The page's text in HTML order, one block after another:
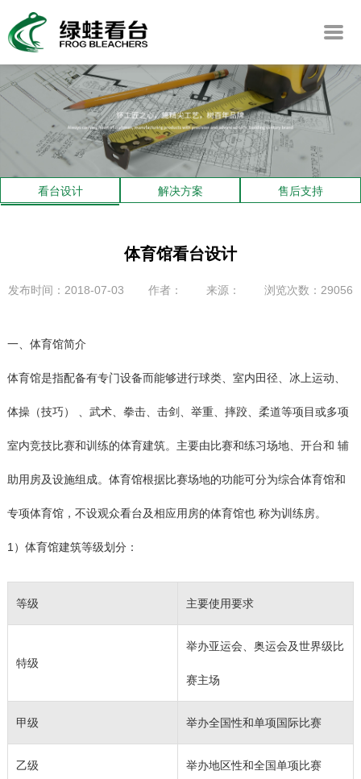
看台设计 解决方案 售后支持
体育馆看台设计
发布时间：2018-07-03 作者： 来源： 浏览次数：29056
一、体育馆简介
体育馆是指配备有专门设备而能够进行球类、室内田径、冰上运动、
体操（技巧） 、武术、拳击、击剑、举重、摔跤、柔道等项目或多项
室内竞技比赛和训练的体育建筑。主要由比赛和练习场地、开台和 辅
助用房及设施组成。体育馆根据比赛场地的功能可分为综合体育馆和
专项体育馆，不设观众看台及相应用房的体育馆也 称为训练房。
1）体育馆建筑等级划分：
等级 主要使用要求
特级
举办亚运会、奥运会及世界级比
赛主场
甲级 举办全国性和单项国际比赛
乙级 举办地区性和全国单项比赛